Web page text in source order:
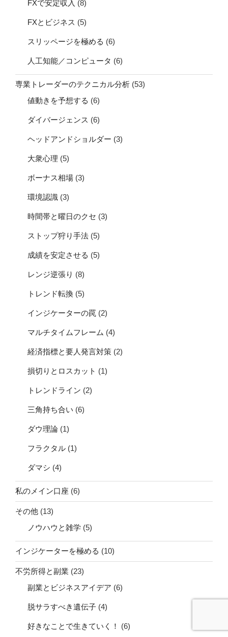
FXで安定収入 (8)
FXとビジネス (5)
スリッページを極める (6)
人工知能／コンピュータ (6)
専業トレーダーのテクニカル分析 (53)
値動きを予想する (6)
ダイバージェンス (6)
ヘッドアンドショルダー (3)
大衆心理 (5)
ボーナス相場 (3)
環境認識 (3)
時間帯と曜日のクセ (3)
ストップ狩り手法 (5)
成績を安定させる (5)
レンジ逆張り (8)
トレンド転換 (5)
インジケーターの罠 (2)
マルチタイムフレーム (4)
経済指標と要人発言対策 (2)
損切りとロスカット (1)
トレンドライン (2)
三角持ち合い (6)
ダウ理論 (1)
フラクタル (1)
ダマシ (4)
私のメイン口座 (6)
その他 (13)
ノウハウと雑学 (5)
インジケーターを極める (10)
不労所得と副業 (23)
副業とビジネスアイデア (6)
脱サラすべき遺伝子 (4)
好きなことで生きていく！ (6)